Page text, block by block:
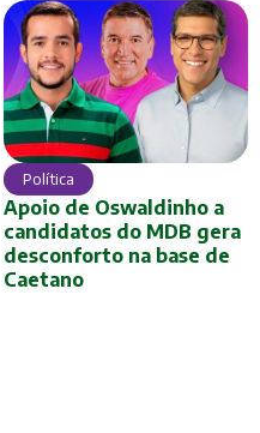
Política
Apoio de Oswaldinho a
candidatos do MDB gera
desconforto na base de
Caetano